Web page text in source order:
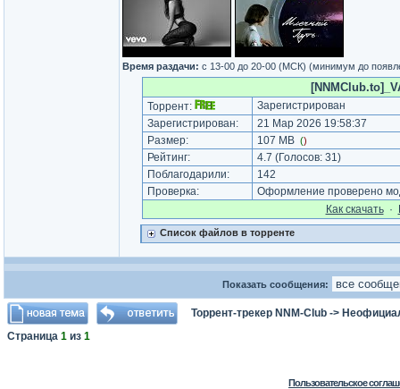
Время раздачи: c 13-00 до 20-00 (МСК) (минимум до
Торрент:
Зарегистрирован
Зарегистрирован:
21 Мар 2026 19:58:37
Размер:
107 MB ()
Рейтинг: 4.7 (Голосов: 31)
Поблагодарили:
142
Проверка:
Оформление проверено
Как cкачать·
Список файлов в торренте
Показать сообщения:
Торрент-трекер NNM-Club ->
Страница 1 из 1
Пользовательское